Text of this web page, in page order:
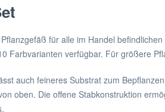
für alle im Handel
Farbvarianten verfügbar. Für größere
auch feineres Substrat zum
oben. Die offene Stabkonstruktion